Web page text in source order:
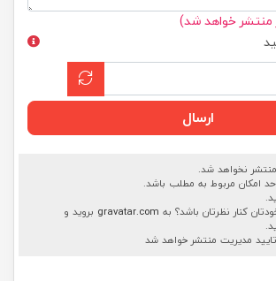
منتشر خواهد شد)
ارسال
نخواهد شد.
حد امکان مربوط به مطلب باشد.
کنار نظرتان باشد؟ به gravatar.com بروید و
مدیریت منتشر خواهد شد